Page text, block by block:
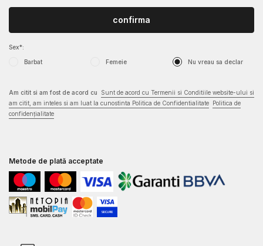
Sex*:
Barbat Femeie Nu vreau sa declar
confirma
Am citit si am fost de acord cu
Sunt de acord cu Termenii si Conditiile website-ului si
am citit, am inteles si am luat la cunostinta Politica de Confidentialitate Politica de
confidențialitate
Metode de plată acceptate